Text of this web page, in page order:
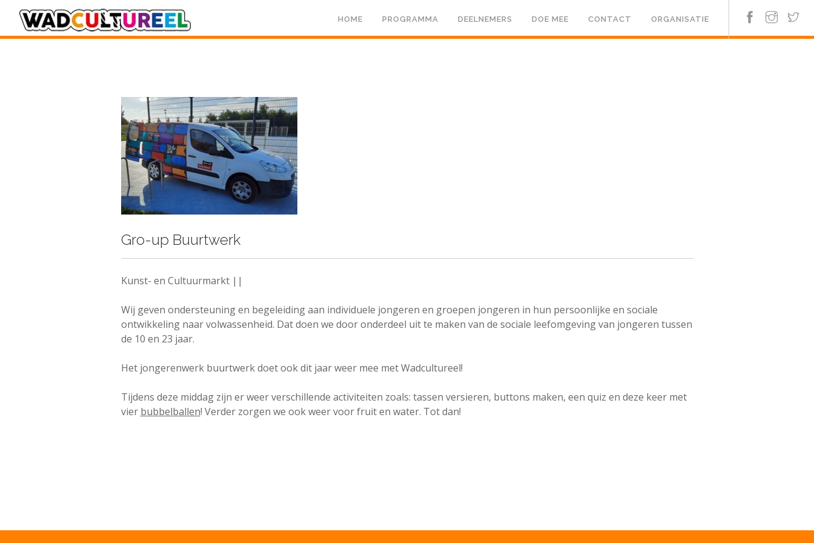
HOME PROGRAMMA DEELNEMERS DOE MEE CONTACT ORGANISATIE
Gro-up Buurtwerk
Kunst- en Cultuurmarkt ||
Wij geven ondersteuning en begeleiding aan individuele jongeren en groepen jongeren in hun persoonlijke en sociale
ontwikkeling naar volwassenheid. Dat doen we door onderdeel uit te maken van de sociale leefomgeving van jongeren tussen
de 10 en 23 jaar.
Het jongerenwerk buurtwerk doet ook dit jaar weer mee met Wadcultureel!
Tijdens deze middag zijn er weer verschillende activiteiten zoals: tassen versieren, buttons maken, een quiz en deze keer met
vier bubbelballen! Verder zorgen we ook weer voor fruit en water. Tot dan!